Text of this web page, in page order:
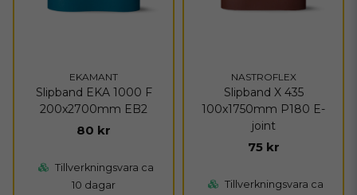
EKAMANT
Slipband EKA 1000 F
200x2700mm EB2
80 kr
Tillverkningsvara ca
10 dagar
NASTROFLEX
Slipband X 435
100x1750mm P180 E-
joint
75 kr
Tillverkningsvara ca